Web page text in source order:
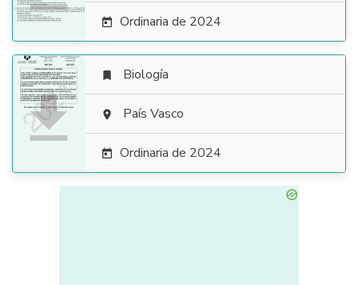
 Ordinaria de 2024

 Biología
 País Vasco
 Ordinaria de 2024